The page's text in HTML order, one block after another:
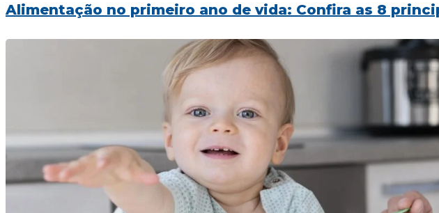
Alimentação no primeiro ano de vida: Confira as 8